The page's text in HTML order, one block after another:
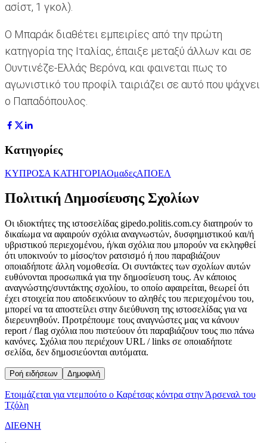
ασίστ, 1 γκολ).
Ο Μπαράκ διαθέτει εμπειρίες από την πρώτη
κατηγορία της Ιταλίας, έπαιξε μεταξύ άλλων και σε
Ουντινέζε-Ελλάς Βερόνα, και φαινεται πως το
αγωνιστικό του προφίλ ταιριάζει σε αυτό που ψάχνει
ο Παπαδόπουλος.
Κατηγορίες
ΚΥΠΡΟΣΑ ΚΑΤΗΓΟΡΙΑΟμαδεςΑΠΟΕΛ
Πολιτική Δημοσίευσης Σχολίων
Οι ιδιοκτήτες της ιστοσελίδας gipedo.politis.com.cy διατηρούν το
δικαίωμα να αφαιρούν σχόλια αναγνωστών, δυσφημιστικού και/ή
υβριστικού περιεχομένου, ή/και σχόλια που μπορούν να εκληφθεί
ότι υποκινούν το μίσος/τον ρατσισμό ή που παραβιάζουν
οποιαδήποτε άλλη νομοθεσία. Οι συντάκτες των σχολίων αυτών
ευθύνονται προσωπικά για την δημοσίευση τους. Αν κάποιος
αναγνώστης/συντάκτης σχολίου, το οποίο αφαιρείται, θεωρεί ότι
έχει στοιχεία που αποδεικνύουν το αληθές του περιεχομένου του,
μπορεί να τα αποστείλει στην διεύθυνση της ιστοσελίδας για να
διερευνηθούν. Προτρέπουμε τους αναγνώστες μας να κάνουν
report / flag σχόλια που πιστεύουν ότι παραβιάζουν τους πιο πάνω
κανόνες. Σχόλια που περιέχουν URL / links σε οποιαδήποτε
σελίδα, δεν δημοσιεύονται αυτόματα.
Ροή ειδήσεων Δημοφιλή
Ετοιμάζεται για ντεμπούτο ο Καρέτσας κόντρα στην Άρσεναλ του
Τζόλη
ΔΙΕΘΝΗ